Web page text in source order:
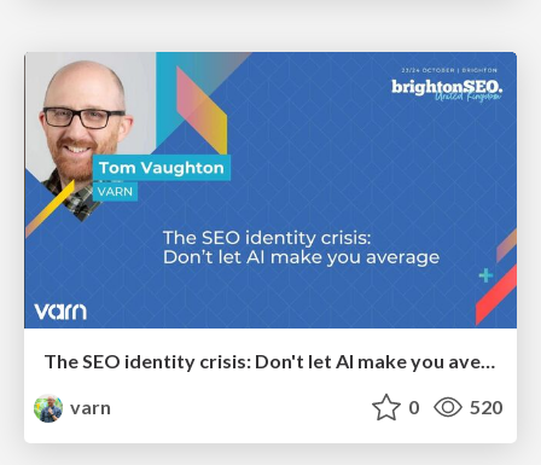
The SEO identity crisis: Don't let AI make you average
varn
0 520